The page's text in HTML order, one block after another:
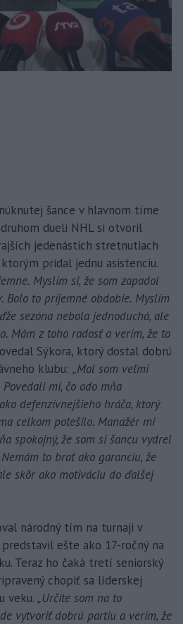
šance v hlavnom tíme
dueli NHL si otvoril
jedenástich stretnutiach
pridal jednu asistenciu.
Myslím si, že som zapadol
Bolo to príjemné obdobie. Myslím
sezóna nebola jednoduchá, ale
Mám z toho radosť a verím, že to
Sýkora, ktorý dostal dobrú
klubu: „Mal som veľmi
mi, čo odo mňa
defenzívnejšieho hráča, ktorý
celkom potešilo. Manažér mi
spokojný, že som si šancu vydrel
to brať ako garanciu, že
skôr ako motiváciu do ďalšej
národný tím na turnaji v
ešte ako 17-ročný na
Teraz ho čaká tretí seniorský
chopiť sa líderskej
veku. „Určite som na to
vytvoriť dobrú partiu a verím, že